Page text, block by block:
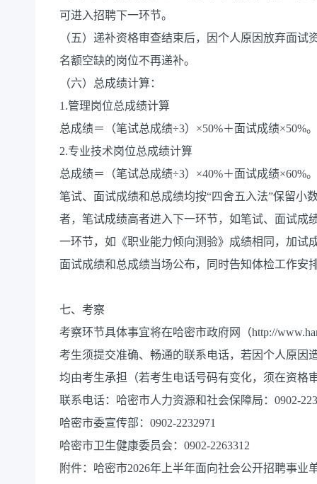
可进入招聘下一环节。
（五）递补资格审查结束后，因个人原因放弃面
名额空缺的岗位不再递补。
（六）总成绩计算：
1.管理岗位总成绩计算
总成绩＝（笔试总成绩÷3）×50%＋面试成绩×50%。
2.专业技术岗位总成绩计算
总成绩＝（笔试总成绩÷3）×40%＋面试成绩×60%。
笔试、面试成绩和总成绩均按“四舍五入法”保留小
者，笔试成绩高者进入下一环节，如笔试、面试成
一环节，如《职业能力倾向测验》成绩相同，加试
面试成绩和总成绩当场公布，同时告知体检工作安
七、考察
考察环节具体事宜将在哈密市政府网（http://
考生须提交准确、畅通的联系电话，若因个人原因
均由考生承担（若考生电话号码有变化，须在资格
联系电话：哈密市人力资源和社会保障局：0902-
哈密市委宣传部：0902-2232971
哈密市卫生健康委员会：0902-2263312
附件：哈密市2026年上半年面向社会公开招聘事业